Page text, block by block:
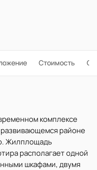
Стоимость О
комплексе
районе
Жилплощадь
располагает одной
шкафами, двумя